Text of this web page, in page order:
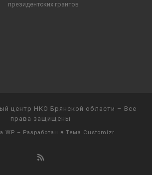
президентских грантов
центр НКО Брянской области – Все
права защищены
WP – Разработан в Тема Customizr